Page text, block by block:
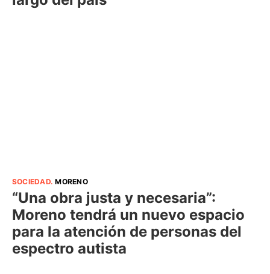
SOCIEDAD.MORENO
“Una obra justa y necesaria”:
Moreno tendrá un nuevo espacio
para la atención de personas del
espectro autista